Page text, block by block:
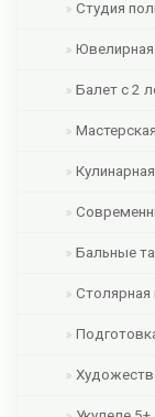
Студия
Ювелирная
Балет с 2
Бальные
Столярная